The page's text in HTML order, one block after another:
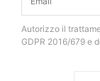
Autorizzo il
GDPR 2016/679 e